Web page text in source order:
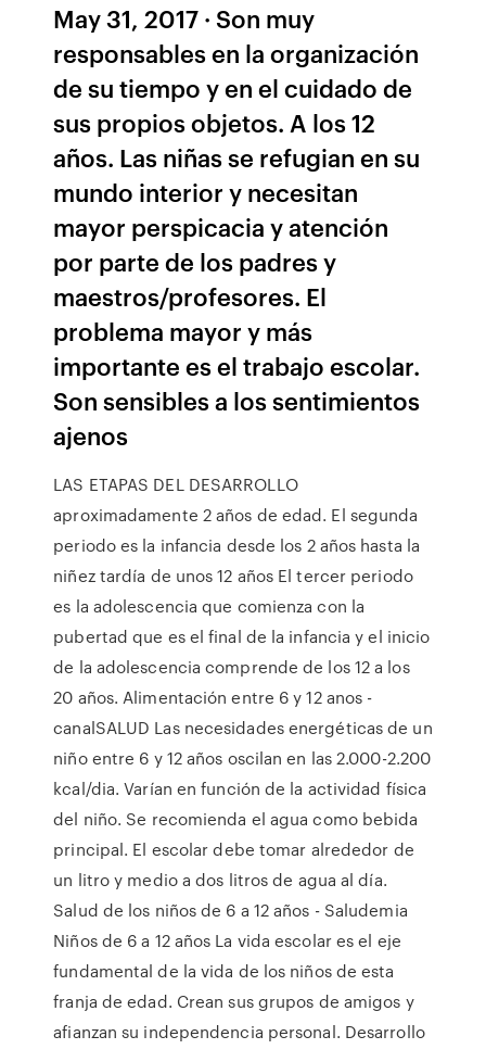
May 31, 2017 · Son muy
responsables en la organización
de su tiempo y en el cuidado de
sus propios objetos. A los 12
años. Las niñas se refugian en su
mundo interior y necesitan
mayor perspicacia y atención
por parte de los padres y
maestros/profesores. El
problema mayor y más
importante es el trabajo escolar.
Son sensibles a los sentimientos
ajenos
LAS ETAPAS DEL DESARROLLO
aproximadamente 2 años de edad. El segunda
periodo es la infancia desde los 2 años hasta la
niñez tardía de unos 12 años El tercer periodo
es la adolescencia que comienza con la
pubertad que es el final de la infancia y el inicio
de la adolescencia comprende de los 12 a los
20 años. Alimentación entre 6 y 12 anos -
canalSALUD Las necesidades energéticas de un
niño entre 6 y 12 años oscilan en las 2.000-2.200
kcal/dia. Varían en función de la actividad física
del niño. Se recomienda el agua como bebida
principal. El escolar debe tomar alrededor de
un litro y medio a dos litros de agua al día.
Salud de los niños de 6 a 12 años - Saludemia
Niños de 6 a 12 años La vida escolar es el eje
fundamental de la vida de los niños de esta
franja de edad. Crean sus grupos de amigos y
afianzan su independencia personal. Desarrollo